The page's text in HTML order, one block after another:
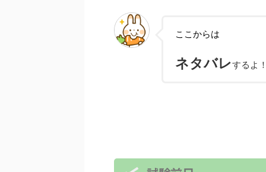
ここからは
ネタバレするよ！